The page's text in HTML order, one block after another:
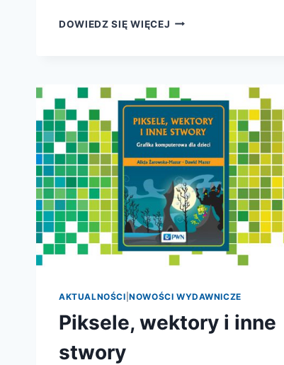
DOWIEDZ SIĘ WIĘCEJ TUZIN
AKTUALNOŚCI |NOWOŚCI WYDAWNICZE
Piksele, wektory i inne
stwory